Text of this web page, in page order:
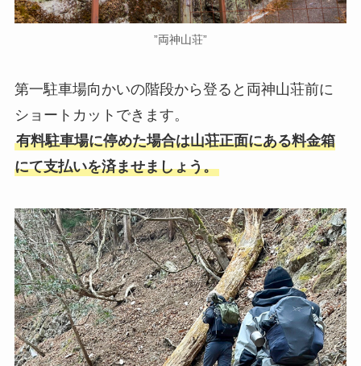
”両神山荘”
第一駐車場向かいの階段から登ると両神山荘前に
ショートカットできます。
有料駐車場に停めた場合は山荘正面にある料金箱
にて支払いを済ませましょう。